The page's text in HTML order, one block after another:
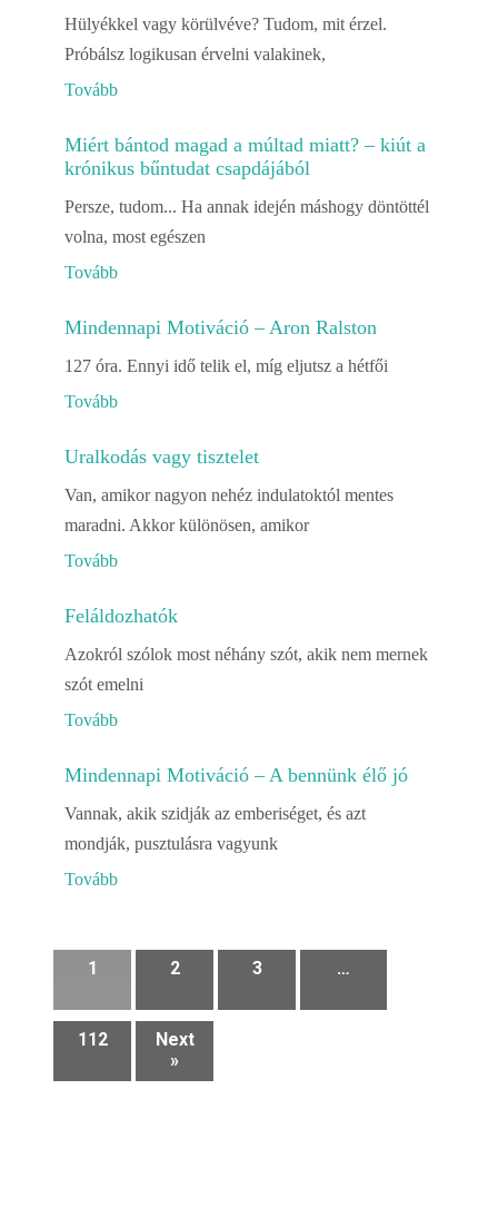
Hülyékkel vagy körülvéve? Tudom, mit érzel.
Próbálsz logikusan érvelni valakinek,
Tovább
Miért bántod magad a múltad miatt? – kiút a
krónikus bűntudat csapdájából
Persze, tudom... Ha annak idején máshogy döntöttél
volna, most egészen
Tovább
Mindennapi Motiváció – Aron Ralston
127 óra. Ennyi idő telik el, míg eljutsz a hétfői
Tovább
Uralkodás vagy tisztelet
Van, amikor nagyon nehéz indulatoktól mentes
maradni. Akkor különösen, amikor
Tovább
Feláldozhatók
Azokról szólok most néhány szót, akik nem mernek
szót emelni
Tovább
Mindennapi Motiváció – A bennünk élő jó
Vannak, akik szidják az emberiséget, és azt
mondják, pusztulásra vagyunk
Tovább
1 2 3 …
112
Next
»